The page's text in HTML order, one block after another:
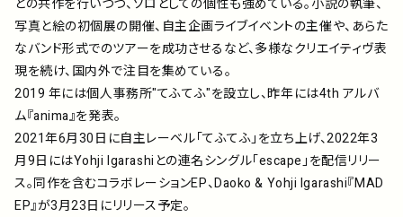
との共作を⾏いつつ、ソロとしての個性も強めている。⼩説の執筆、
写真と絵の初個展の開催、⾃主企画ライブイベントの主催や、あらた
なバンド形式でのツアーを成功させるなど、多様なクリエイティヴ表
現を続け、国内外で注⽬を集めている。
2019 年には個⼈事務所"てふてふ"を設⽴し、昨年には4th アルバ
ム『anima』を発表。
2021年6⽉30⽇に⾃主レーベル「てふてふ」を立ち上げ、2022年3
月9日にはYohji Igarashiとの連名シングル「escape」を配信リリー
ス。同作を含むコラボレーションEP、Daoko & Yohji Igarashi『MAD
EP』が3月23日にリリース予定。